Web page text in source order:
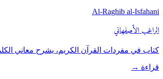
Al-Raghib al-Isfahani
الراغب الأصفهاني
كتاب في مفردات القرآن الكريم، يشرح معاني
قراءة →